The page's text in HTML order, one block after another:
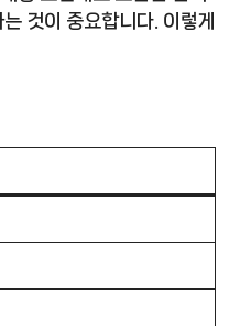
것이 중요합니다. 이렇게